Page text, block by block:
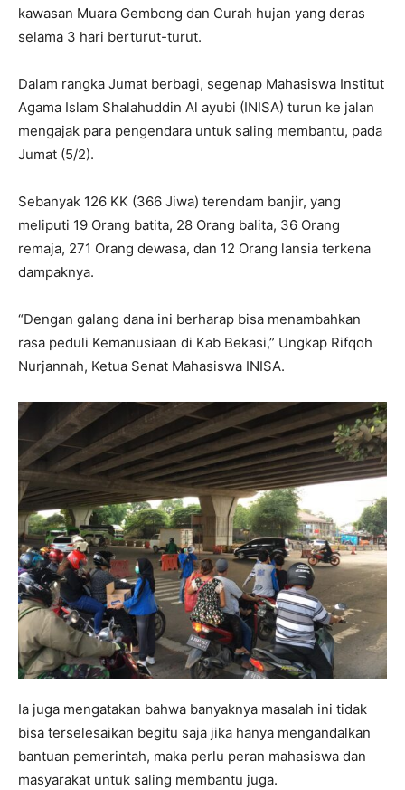
kawasan Muara Gembong dan Curah hujan yang deras
selama 3 hari berturut-turut.
Dalam rangka Jumat berbagi, segenap Mahasiswa Institut
Agama Islam Shalahuddin Al ayubi (INISA) turun ke jalan
mengajak para pengendara untuk saling membantu, pada
Jumat (5/2).
Sebanyak 126 KK (366 Jiwa) terendam banjir, yang
meliputi 19 Orang batita, 28 Orang balita, 36 Orang
remaja, 271 Orang dewasa, dan 12 Orang lansia terkena
dampaknya.
“Dengan galang dana ini berharap bisa menambahkan
rasa peduli Kemanusiaan di Kab Bekasi,” Ungkap Rifqoh
Nurjannah, Ketua Senat Mahasiswa INISA.
Ia juga mengatakan bahwa banyaknya masalah ini tidak
bisa terselesaikan begitu saja jika hanya mengandalkan
bantuan pemerintah, maka perlu peran mahasiswa dan
masyarakat untuk saling membantu juga.